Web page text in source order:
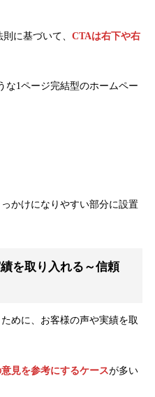
に基づいて、 CTAは右下や右
な1ページ完結型のホームペー
かけになりやすい部分に設置
を取り入れる～信頼
めに、お客様の声や実績を取
見を参考にするケースが多い